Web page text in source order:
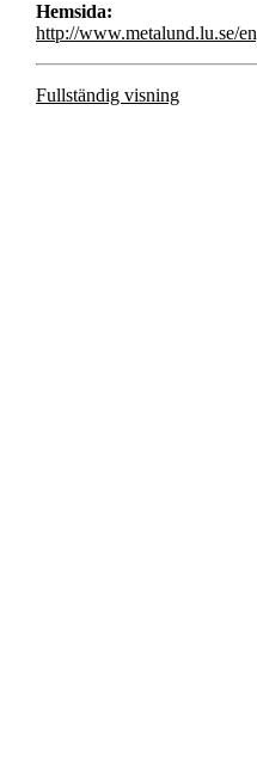
Hemsida:
http://www.metalund.lu.se/
Fullständig visning